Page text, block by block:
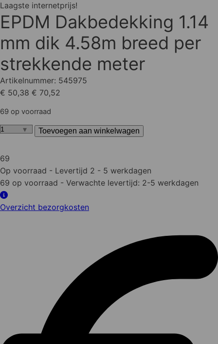
Laagste internetprijs!
EPDM Dakbedekking 1.14
mm dik 4.58m breed per
strekkende meter
Artikelnummer: 545975
€ 50,38 € 70,52
69 op voorraad
EPDM
1.14
mm
dik
4.58m
breed
Toevoegen aan winkelwagen
69
Op voorraad - Levertijd 2 - 5 werkdagen
69 op voorraad - Verwachte levertijd: 2-5 werkdagen
Overzicht bezorgkosten